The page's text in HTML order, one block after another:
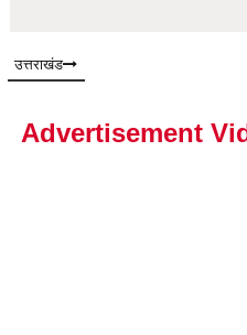
उत्तराखंड
Advertisement